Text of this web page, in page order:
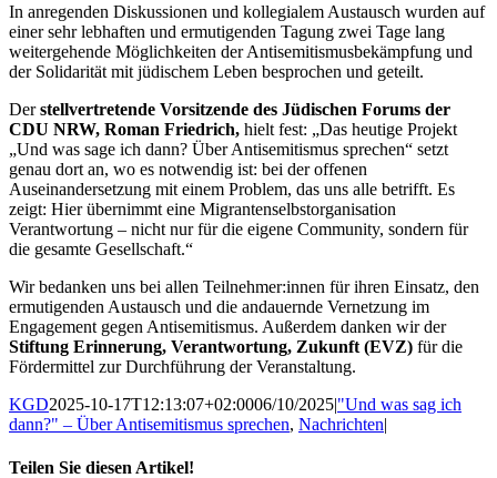
In anregenden Diskussionen und kollegialem Austausch wurden auf
einer sehr lebhaften und ermutigenden Tagung zwei Tage lang
weitergehende Möglichkeiten der Antisemitismusbekämpfung und
der Solidarität mit jüdischem Leben besprochen und geteilt.
Derstellvertretende Vorsitzende des Jüdischen Forums der
CDU NRW, Roman Friedrich, hielt fest: „Das heutige Projekt
„Und was sage ich dann? Über Antisemitismus sprechen“ setzt
genau dort an, wo es notwendig ist: bei der offenen
Auseinandersetzung mit einem Problem, das uns alle betrifft. Es
zeigt: Hier übernimmt eine Migrantenselbstorganisation
Verantwortung – nicht nur für die eigene Community, sondern für
die gesamte Gesellschaft.“
Wir bedanken uns bei allen Teilnehmer:innen für ihren Einsatz, den
ermutigenden Austausch und die andauernde Vernetzung im
Engagement gegen Antisemitismus. Außerdem danken wir der
Stiftung Erinnerung, Verantwortung, Zukunft (EVZ) für die
Fördermittel zur Durchführung der Veranstaltung.
KGD2025-10-17T12:13:07+02:0006/10/2025|"Und was sag ich
dann?" – Über Antisemitismus sprechen, Nachrichten|
Teilen Sie diesen Artikel!